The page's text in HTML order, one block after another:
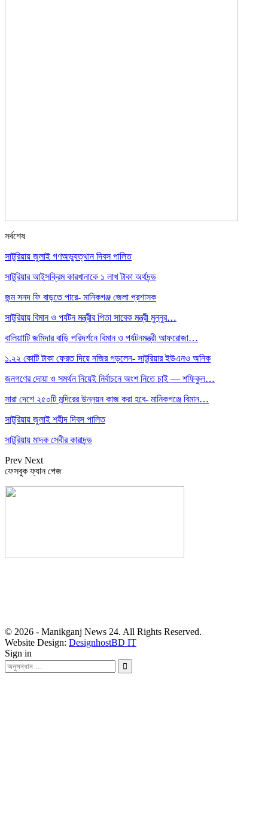
সর্বশেষ
সাটুরিয়ায় জুলাই গণঅভ্যুত্থান দিবস পালিত
সাটুরিয়ার আইসক্রিম কারখানাকে ১ লাখ টাকা অর্থদন্ড
জন্ম সনদ ফি বাড়তে পারে- মানিকগঞ্জ জেলা প্রশাসক
সাটুরিয়ায় বিমান ও পর্যটন মন্ত্রীর পিতা সাবেক মন্ত্রী মুন্নুর…
বালিয়াাটি জমিদার বাড়ি পরিদর্শনে বিমান ও পর্যটনমন্ত্রী আফরোজা…
১.২২ কোটি টাকা ফেরত দিয়ে নজির গড়লেন- সাটুরিয়ার ইউএনও অনিক
জনগণের দোয়া ও সমর্থন নিয়েই নির্বাচনে অংশ নিতে চাই — শফিকুল…
সারা দেশে ২৫০টি মন্দিরের উন্নয়ন কাজ করা হবে- মানিকগঞ্জে বিমান…
সাটুরিয়ায় জুলাই শহীদ দিবস পালিত
সাটুরিয়ায় মাদক সেবীর কারাদন্ড
Prev Next
ফেসবুক ফ্যান পেজ
© 2026 - Manikganj News 24. All Rights Reserved.
Website Design: DesignhostBD IT
Sign in